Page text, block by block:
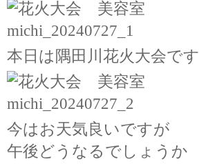
本日は隅田川花火大会です
今はお天気良いですが
午後どうなるでしょうか